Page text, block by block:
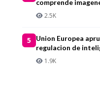
comprende
2.5K
5
Union Europea
regulacion de
1.9K